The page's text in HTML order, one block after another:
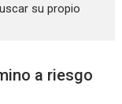
su propio
a riesgo